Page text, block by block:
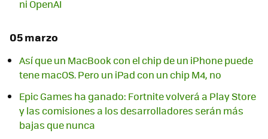
ni OpenAI
05 marzo
Así que un MacBook con el chip de un iPhone puede
tene macOS. Pero un iPad con un chip M4, no
Epic Games ha ganado: Fortnite volverá a Play Store
y las comisiones a los desarrolladores serán más
bajas que nunca